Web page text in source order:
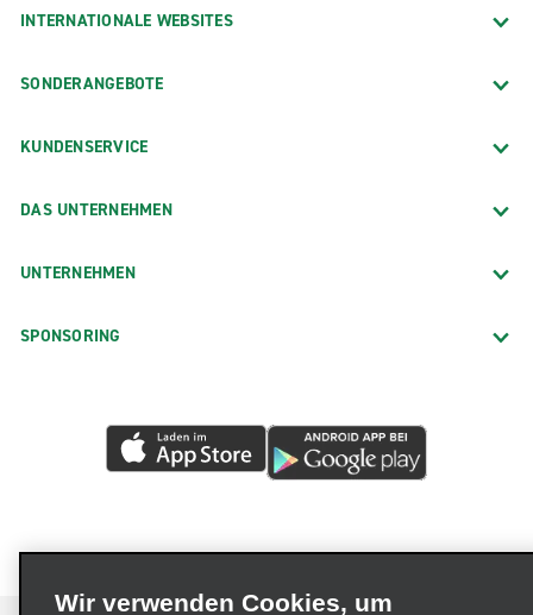
INTERNATIONALE WEBSITES
SONDERANGEBOTE
KUNDENSERVICE
DAS UNTERNEHMEN
UNTERNEHMEN
SPONSORING
Wir verwenden Cookies, um